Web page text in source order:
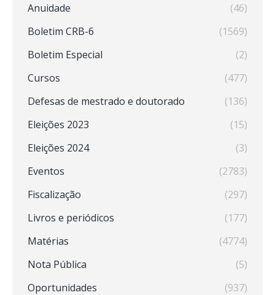
Anuidade
(46)
Boletim CRB-6
(1569)
Boletim Especial
(2)
Cursos
(477)
Defesas de mestrado e doutorado
(136)
Eleições 2023
(15)
Eleições 2024
(3)
Eventos
(2783)
Fiscalização
(297)
Livros e periódicos
(177)
Matérias
(4774)
Nota Pública
(5)
Oportunidades
(937)